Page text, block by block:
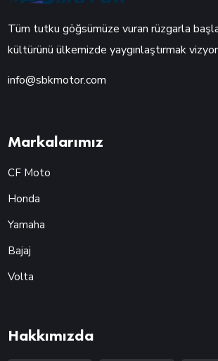
Tüm tutku göğsümüze vuran rüzgarla
kültürünü ülkemizde yaygınlaştırmak
info@sbkmotor.com
Markalarımız
CF Moto
Honda
Yamaha
Bajaj
Volta
Hakkımızda